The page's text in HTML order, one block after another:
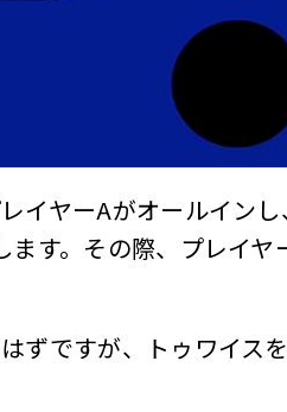
イヤーAがオールイン
す。その際、プレイ
ずですが、トゥワイス